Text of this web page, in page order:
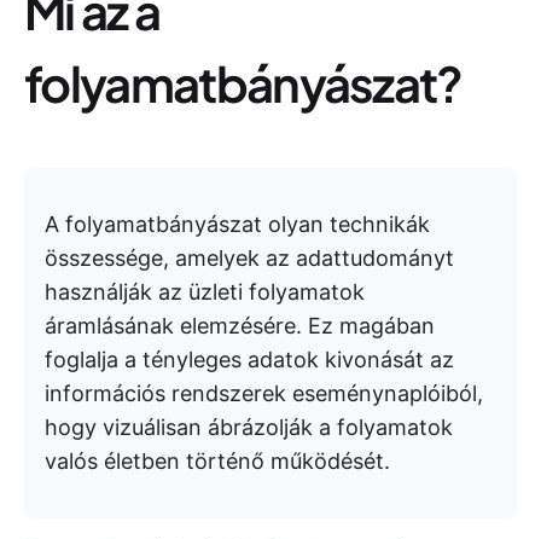
folyamatbányászat?
A folyamatbányászat olyan technikák
összessége, amelyek az adattudományt
használják az üzleti folyamatok
áramlásának elemzésére. Ez magában
foglalja a tényleges adatok kivonását az
információs rendszerek eseménynaplóiból,
hogy vizuálisan ábrázolják a folyamatok
valós életben történő működését.